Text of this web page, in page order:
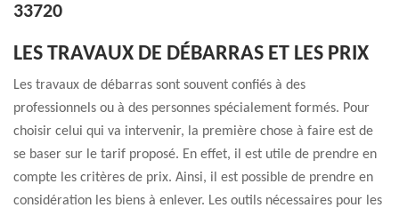
33720
LES TRAVAUX DE DÉBARRAS ET LES PRIX
Les travaux de débarras sont souvent confiés à des
professionnels ou à des personnes spécialement formés. Pour
choisir celui qui va intervenir, la première chose à faire est de
se baser sur le tarif proposé. En effet, il est utile de prendre en
compte les critères de prix. Ainsi, il est possible de prendre en
considération les biens à enlever. Les outils nécessaires pour les